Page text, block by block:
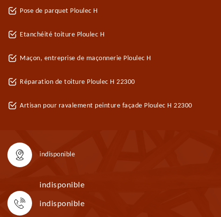
Pose de parquet Ploulec H
Etanchéité toiture Ploulec H
Maçon, entreprise de maçonnerie Ploulec H
Réparation de toiture Ploulec H 22300
Artisan pour ravalement peinture façade Ploulec H 22300
indisponible
indisponible
indisponible